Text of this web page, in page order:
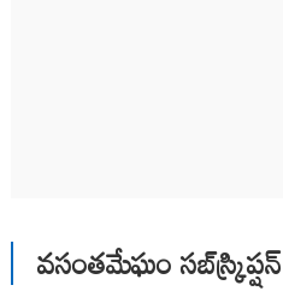
వసంతమేఘం సబ్‌స్క్రిప్షన్